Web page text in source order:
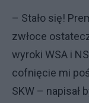
– Stało się!
zwłoce
wyroki WSA i
cofnięcie mi
SKW – napisał